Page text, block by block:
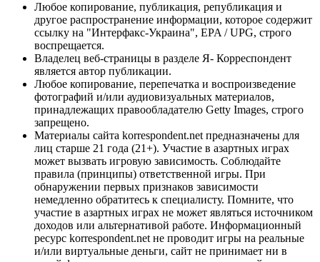
Любое копирование, публикация, републикация и
другое распространение информации, которое содержит
ссылку на "Интерфакс-Украина", EPA / UPG, строго
воспрещается.
Владелец веб-страницы в разделе Я- Корреспондент
является автор публикации.
Любое копирование, перепечатка и воспроизведение
фотографий и/или аудиовизуальных материалов,
принадлежащих правообладателю Getty Images, строго
запрещено.
Материалы сайта korrespondent.net предназначены для
лиц старше 21 года (21+). Участие в азартных играх
может вызвать игровую зависимость. Соблюдайте
правила (принципы) ответственной игры. При
обнаружении первых признаков зависимости
немедленно обратитесь к специалисту. Помните, что
участие в азартных играх не может являться источником
доходов или альтернативой работе. Информационный
ресурс korrespondent.net не проводит игры на реальные
и/или виртуальные деньги, сайт не принимает ни в